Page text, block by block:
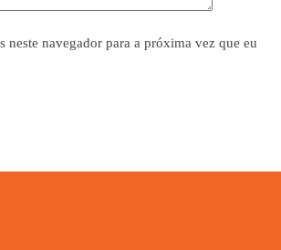
neste navegador para a próxima vez que eu